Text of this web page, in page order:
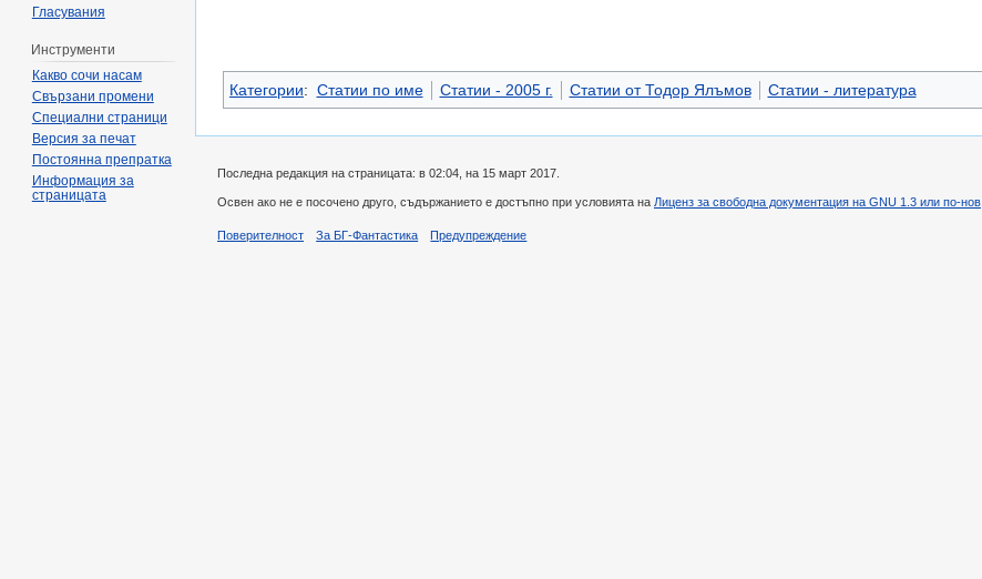
Категории: Статии по име Статии - 2005 г. Статии от Тодор Ялъмов Статии - литература
Гласувания
Инструменти
Какво сочи насам
Свързани промени
Специални страници
Версия за печат
Постоянна препратка
Информация за
страницата
Последна редакция на страницата: в 02:04, на 15 март 2017.
Освен ако не е посочено друго, съдържанието е достъпно при условията на Лиценз за свободна документация на GNU 1.3 или по-нов
Поверителност За БГ-Фантастика Предупреждение